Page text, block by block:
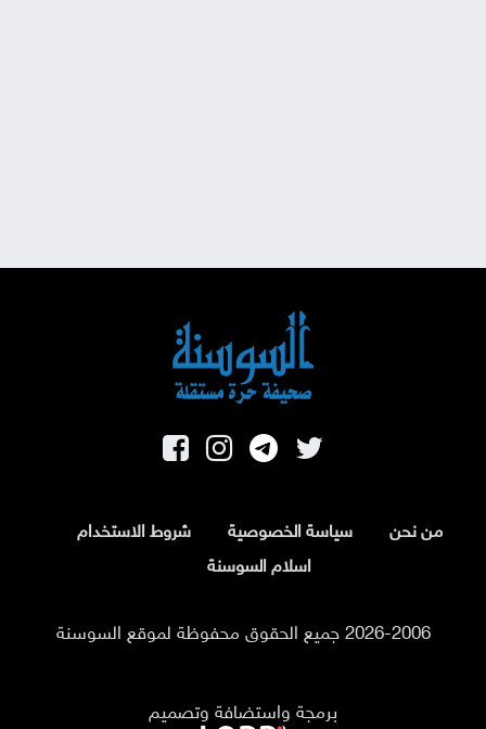
من نحن سياسة الخصوصية
شروط الاستخدام
اسلام السوسنة
2026-2006 جميع الحقوق محفوظة لموقع السوسنة
برمجة واستضافة وتصميم